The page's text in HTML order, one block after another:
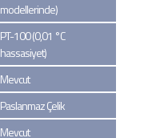
modellerinde)
PT-100 (0,01 °C
hassasiyet)
Mevcut
Paslanmaz Çelik
Mevcut